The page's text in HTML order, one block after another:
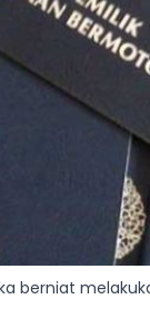
berniat